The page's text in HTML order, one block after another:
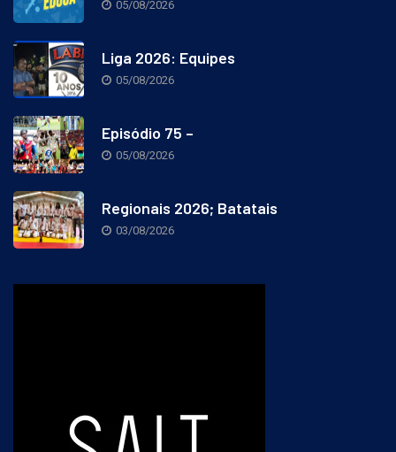
05/08/2026
Liga 2026: Equipes
05/08/2026
Episódio 75 –
05/08/2026
Regionais 2026; Batatais
03/08/2026